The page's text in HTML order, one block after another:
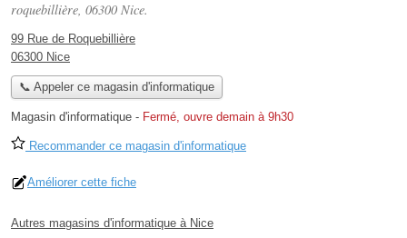
roquebillière, 06300 Nice.
99 Rue de Roquebillière
06300 Nice
📞 Appeler ce magasin d'informatique
Magasin d'informatique - Fermé, ouvre demain à 9h30
Recommander ce magasin d'informatique
Améliorer cette fiche
Autres magasins d'informatique à Nice